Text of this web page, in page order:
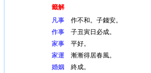
籤解
凡事作不和。子錢安。
作事子丑寅日必成。
家事平好。
家運 漸漸得居春風。
婚姻 終成。